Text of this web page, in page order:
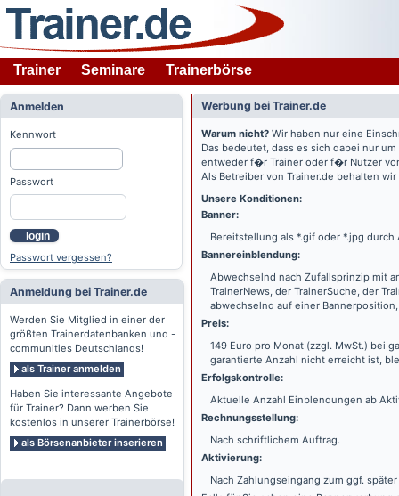
Trainer Seminare Trainerbörse
Anmelden
Kennwort
Passwort
login
Passwort vergessen?
Anmeldung bei Trainer.de
Werden Sie Mitglied in einer der
größten Trainerdatenbanken und -
communities Deutschlands!
als Trainer anmelden
Haben Sie interessante Angebote
für Trainer? Dann werben Sie
kostenlos in unserer Trainerbörse!
als Börsenanbieter inserieren
Werbung bei Trainer.de
Warum nicht? Wir haben nur eine
Das bedeutet, dass es sich dabei nur
entweder f�r Trainer oder f�r Nutzer
Als Betreiber von Trainer.de behalten
Unsere Konditionen:
Banner:
Bereitstellung als *.gif oder *.jpg durch
Bannereinblendung:
Abwechselnd nach Zufallsprinzip mit
TrainerNews, der TrainerSuche, der
abwechselnd auf einer
Preis:
149 Euro pro Monat (zzgl. MwSt.) bei
garantierte Anzahl nicht erreicht ist,
Erfolgskontrolle:
Aktuelle Anzahl Einblendungen ab
Rechnungsstellung:
Nach schriftlichem Auftrag.
Aktivierung:
Nach Zahlungseingang zum ggf.